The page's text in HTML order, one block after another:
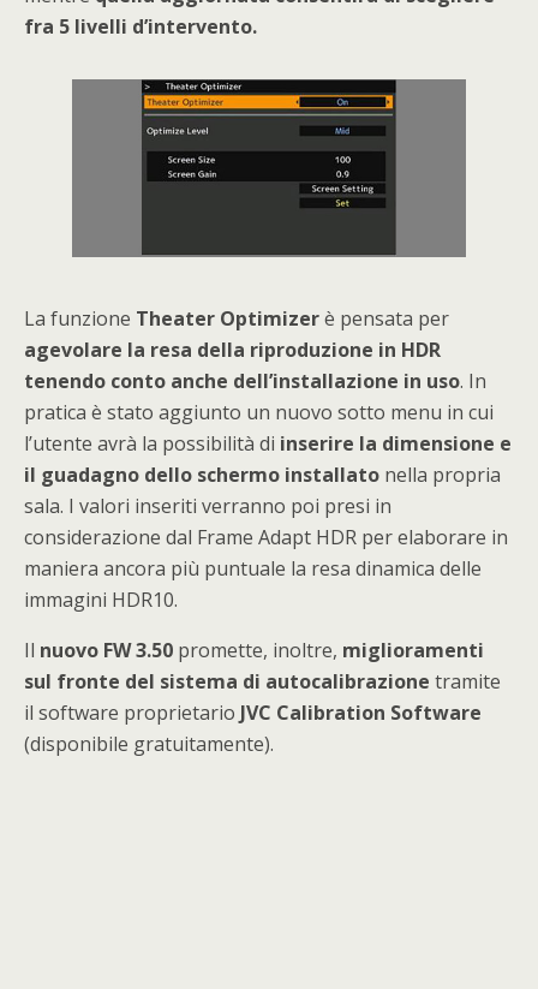
fra 5 livelli d’intervento.
La funzione Theater Optimizerè pensata per
agevolare la resa della riproduzione in HDR
tenendo conto anche dell’installazione in uso. In
pratica è stato aggiunto un nuovo sotto menu in cui
l’utente avrà la possibilità di inserire la dimensione e
il guadagno dello schermo installato nella propria
sala. I valori inseriti verranno poi presi in
considerazione dal Frame Adapt HDR per elaborare in
maniera ancora più puntuale la resa dinamica delle
immagini HDR10.
Il nuovo FW 3.50 promette, inoltre, miglioramenti
sul fronte del sistema di autocalibrazione tramite
il software proprietario JVC Calibration Software
(disponibile gratuitamente).